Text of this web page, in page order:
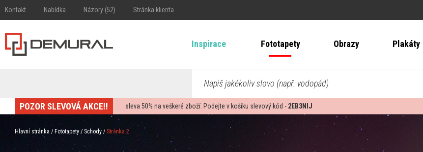
Kontakt Nabídka Názory (52) Stránka klienta
Inspirace Fototapety Obrazy Plakáty
Napiš jakékoliv slovo (např. vodopád)
POZOR SLEVOVÁ AKCE!! sleva50% na veškeré zboží. Podejte v košíku slevový kód - 2EB3NIJ
Hlavní stránka / Fototapety / Schody / Stránka 2